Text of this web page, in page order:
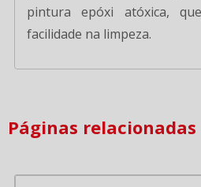
pintura epóxi atóxica,
facilidade na limpeza.
Páginas relacionadas